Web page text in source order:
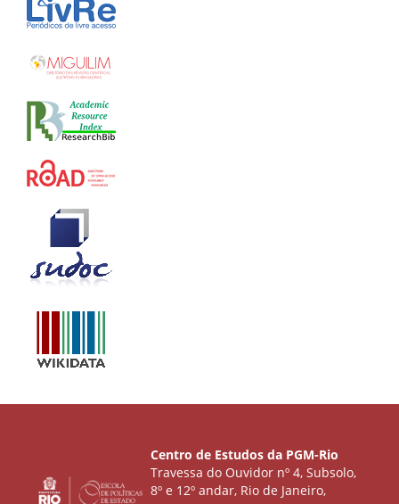
Centro de Estudos da PGM-Rio
Travessa do Ouvidor nº 4, Subsolo,
8º e 12º andar, Rio de Janeiro,